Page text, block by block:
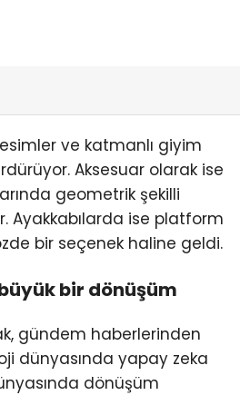
ve katmanlı giyim
Aksesuar olarak ise
geometrik şekilli
Ayakkabılarda ise platform
bir seçenek haline geldi.
bir dönüşüm
gündem haberlerinden
dünyasında yapay zeka
dönüşüm